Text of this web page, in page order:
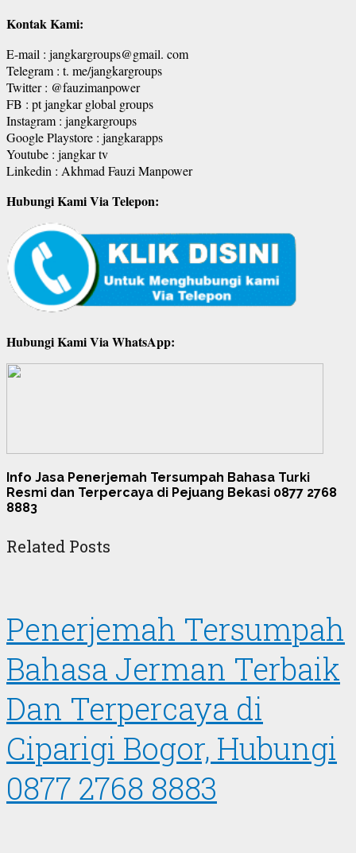
Kontak Kami:
E-mail : jangkargroups@gmail. com
Telegram : t. me/jangkargroups
Twitter : @fauzimanpower
FB : pt jangkar global groups
Instagram : jangkargroups
Google Playstore : jangkarapps
Youtube : jangkar tv
Linkedin : Akhmad Fauzi Manpower
Hubungi Kami Via Telepon:
Hubungi Kami Via WhatsApp:
Info Jasa Penerjemah Tersumpah Bahasa Turki
Resmi dan Terpercaya di Pejuang Bekasi 0877 2768
8883
Related Posts
Penerjemah Tersumpah
Bahasa Jerman Terbaik
Dan Terpercaya di
Ciparigi Bogor, Hubungi
0877 2768 8883